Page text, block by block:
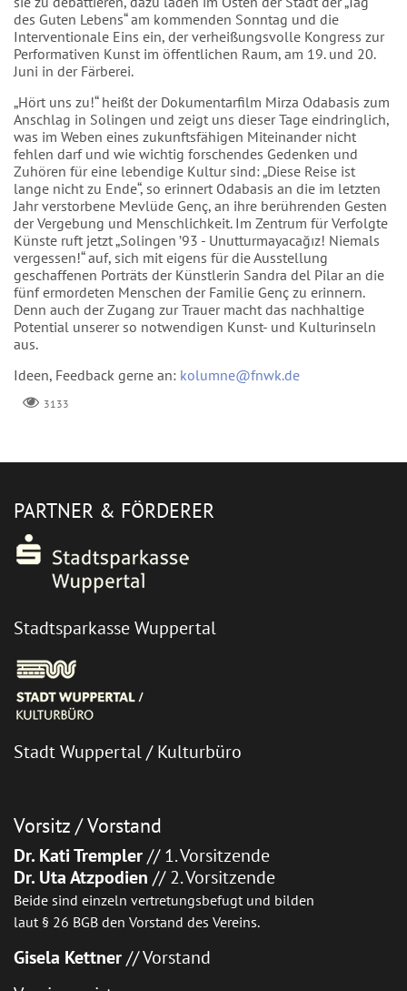
des Guten Lebens“ am kommenden Sonntag und die
Interventionale Eins ein, der verheißungsvolle Kongress zur
Performativen Kunst im öffentlichen Raum, am 19. und 20.
Juni in der Färberei.
„Hört uns zu!“ heißt der Dokumentarfilm Mirza Odabasis zum
Anschlag in Solingen und zeigt uns dieser Tage eindringlich,
was im Weben eines zukunftsfähigen Miteinander nicht
fehlen darf und wie wichtig forschendes Gedenken und
Zuhören für eine lebendige Kultur sind: „Diese Reise ist
lange nicht zu Ende“, so erinnert Odabasis an die im letzten
Jahr verstorbene Mevlüde Genç, an ihre berührenden Gesten
der Vergebung und Menschlichkeit. Im Zentrum für Verfolgte
Künste ruft jetzt „Solingen ’93 - Unutturmayacağız! Niemals
vergessen!“ auf, sich mit eigens für die Ausstellung
geschaffenen Porträts der Künstlerin Sandra del Pilar an die
fünf ermordeten Menschen der Familie Genç zu erinnern.
Denn auch der Zugang zur Trauer macht das nachhaltige
Potential unserer so notwendigen Kunst- und Kulturinseln
aus.
Ideen, Feedback gerne an: kolumne@fnwk.de
3133
PARTNER & FÖRDERER
Stadtsparkasse Wuppertal
Stadt Wuppertal / Kulturbüro
Vorsitz / Vorstand
Dr. Kati Trempler// 1. Vorsitzende
Dr. Uta Atzpodien // 2. Vorsitzende
Beide sind einzeln vertretungsbefugt und bilden
laut § 26 BGB den Vorstand des Vereins.
Gisela Kettner// Vorstand